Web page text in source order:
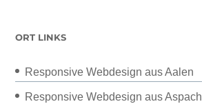
ORT LINKS
Responsive Webdesign aus Aalen
Responsive Webdesign aus Aspach